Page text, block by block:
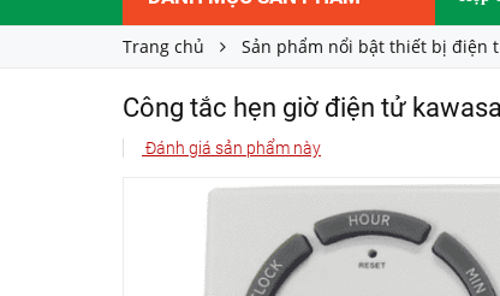
Trang chủ Sản phẩm nổi bật thiết bị điện
Công tắc hẹn giờ điện tử
Đánh giá sản phẩm này